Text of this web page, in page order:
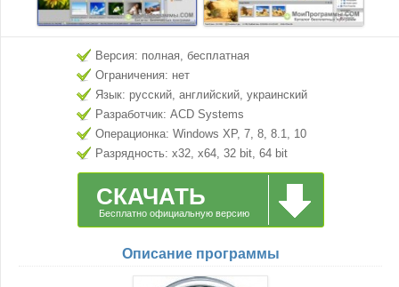
Версия: полная, бесплатная
Ограничения: нет
Язык: русский, английский, украинский
Разработчик: ACD Systems
Операционка: Windows XP, 7, 8, 8.1, 10
Разрядность: x32, x64, 32 bit, 64 bit
СКАЧАТЬ
Бесплатно официальную версию
Описание программы